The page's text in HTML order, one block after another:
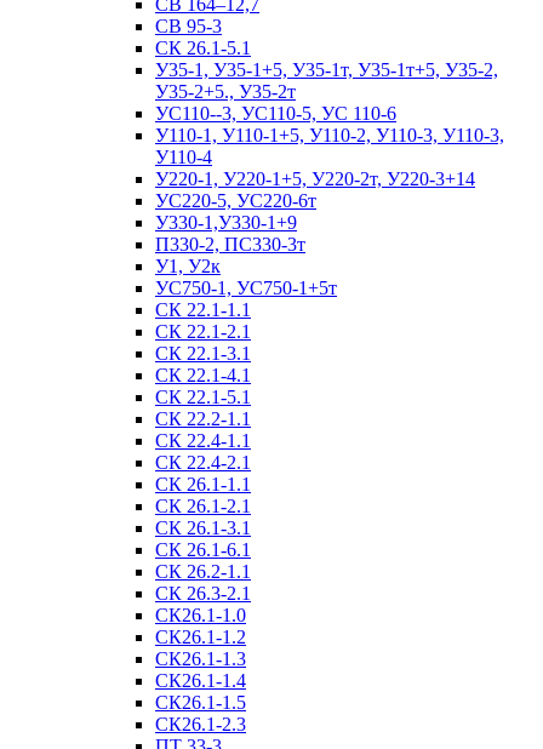
СВ 95-3
СК 26.1-5.1
У35-1, У35-1+5, У35-1т, У35-1т+5, У35-2,
У35-2+5., У35-2т
УС110--3, УС110-5, УС 110-6
У110-1, У110-1+5, У110-2, У110-3, У110-3,
У110-4
У220-1, У220-1+5, У220-2т, У220-3+14
УС220-5, УС220-6т
У330-1,У330-1+9
П330-2, ПС330-3т
У1, У2к
УС750-1, УС750-1+5т
СК 22.1-1.1
СК 22.1-2.1
СК 22.1-3.1
СК 22.1-4.1
СК 22.1-5.1
СК 22.2-1.1
СК 22.4-1.1
СК 22.4-2.1
СК 26.1-1.1
СК 26.1-2.1
СК 26.1-3.1
СК 26.1-6.1
СК 26.2-1.1
СК 26.3-2.1
СК26.1-1.0
СК26.1-1.2
СК26.1-1.3
СК26.1-1.4
СК26.1-1.5
СК26.1-2.3